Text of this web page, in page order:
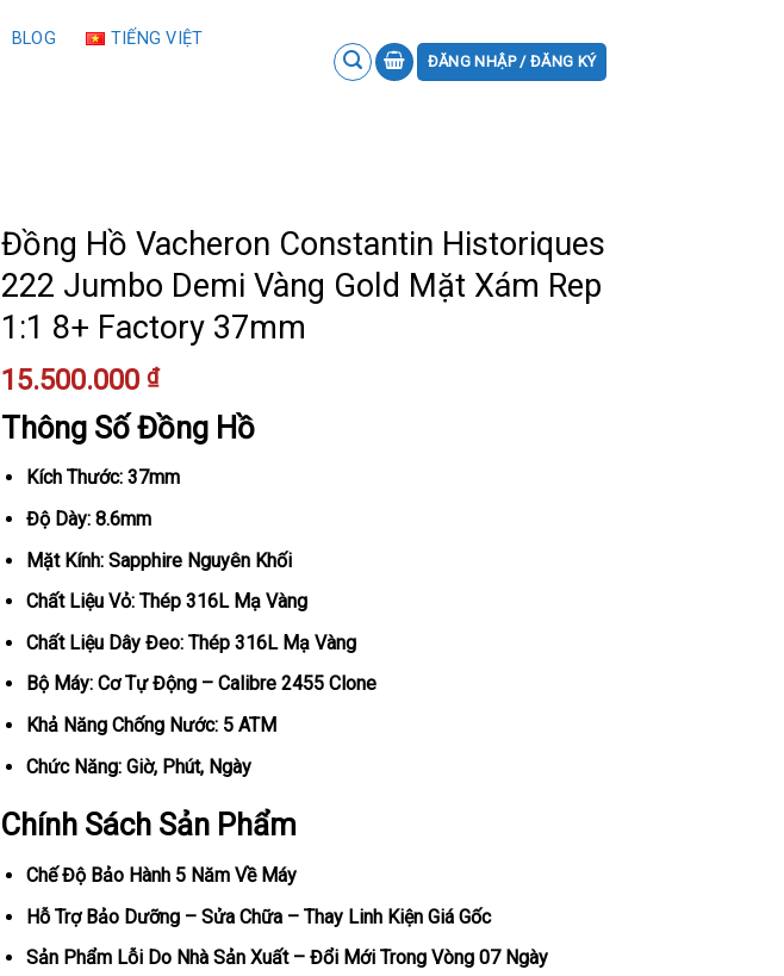
BLOG TIẾNG VIỆT
ĐĂNG NHẬP / ĐĂNG KÝ
Đồng Hồ Vacheron Constantin Historiques
222 Jumbo Demi Vàng Gold Mặt Xám Rep
1:1 8+ Factory 37mm
15.500.000 ₫
Thông Số Đồng Hồ
Kích Thước: 37mm
Độ Dày: 8.6mm
Mặt Kính: Sapphire Nguyên Khối
Chất Liệu Vỏ: Thép 316L Mạ Vàng
Chất Liệu Dây Đeo: Thép 316L Mạ Vàng
Bộ Máy: Cơ Tự Động – Calibre 2455 Clone
Khả Năng Chống Nước: 5 ATM
Chức Năng: Giờ, Phút, Ngày
Chính Sách Sản Phẩm
Chế Độ Bảo Hành 5 Năm Về Máy
Hỗ Trợ Bảo Dưỡng – Sửa Chữa – Thay Linh Kiện Giá Gốc
Sản Phẩm Lỗi Do Nhà Sản Xuất – Đổi Mới Trong Vòng 07 Ngày